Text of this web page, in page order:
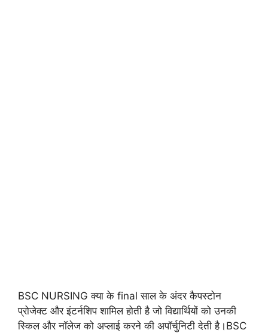
BSC NURSING क्या के final साल के अंदर कैपस्टोन
प्रोजेक्ट और इंटर्नशिप शामिल होती है जो विद्यार्थियों को उनकी
स्किल और नॉलेज को अप्लाई करने की अपॉर्चुनिटी देती है।BSC